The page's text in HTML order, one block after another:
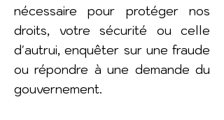
nécessaire pour protéger nos
droits, votre sécurité ou celle
d'autrui, enquêter sur une fraude
ou répondre à une demande du
gouvernement.